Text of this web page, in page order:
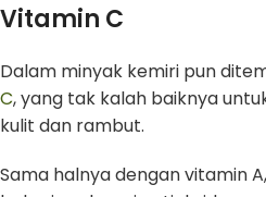
Vitamin C
Dalam minyak kemiri pun
C, yang tak kalah baiknya
kulit dan rambut.
Sama halnya dengan vitamin